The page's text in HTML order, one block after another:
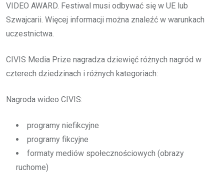
VIDEO AWARD. Festiwal musi odbywać się w UE lub
Szwajcarii. Więcej informacji można znaleźć w warunkach
uczestnictwa.
CIVIS Media Prize nagradza dziewięć różnych nagród w
czterech dziedzinach i różnych kategoriach:
Nagroda wideo CIVIS:
programy niefikcyjne
programy fikcyjne
formaty mediów społecznościowych (obrazy
ruchome)